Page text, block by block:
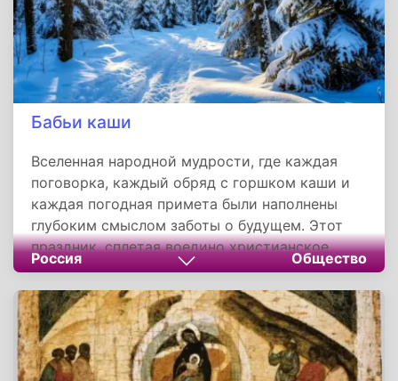
Бабьи каши
Вселенная народной мудрости, где каждая
поговорка, каждый обряд с горшком каши и
каждая погодная примета были наполнены
глубоким смыслом заботы о будущем. Этот
праздник, сплетая воедино христианское
почитание Богородицы и древнее уважение к
материнской силе, создавал уникальный свод
правил, который охранял самое ценное —
здоровье матери и ребёнка. Он напоминает,
что в основе любой культуры лежит не война
и не политика, а тихая, но героическая сила
Россия Общество